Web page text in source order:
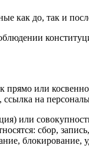
как до, так и
или
на
или
сбор,